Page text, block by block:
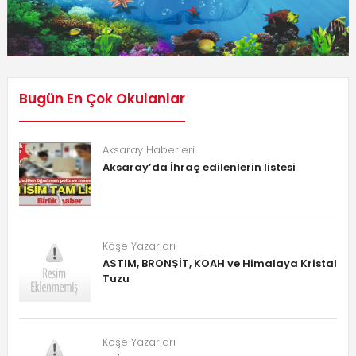
Bugün En Çok Okulanlar
Aksaray Haberleri
Aksaray’da İhraç edilenlerin listesi
Köşe Yazarları
ASTIM, BRONŞİT, KOAH ve Himalaya Kristal
Tuzu
Köşe Yazarları